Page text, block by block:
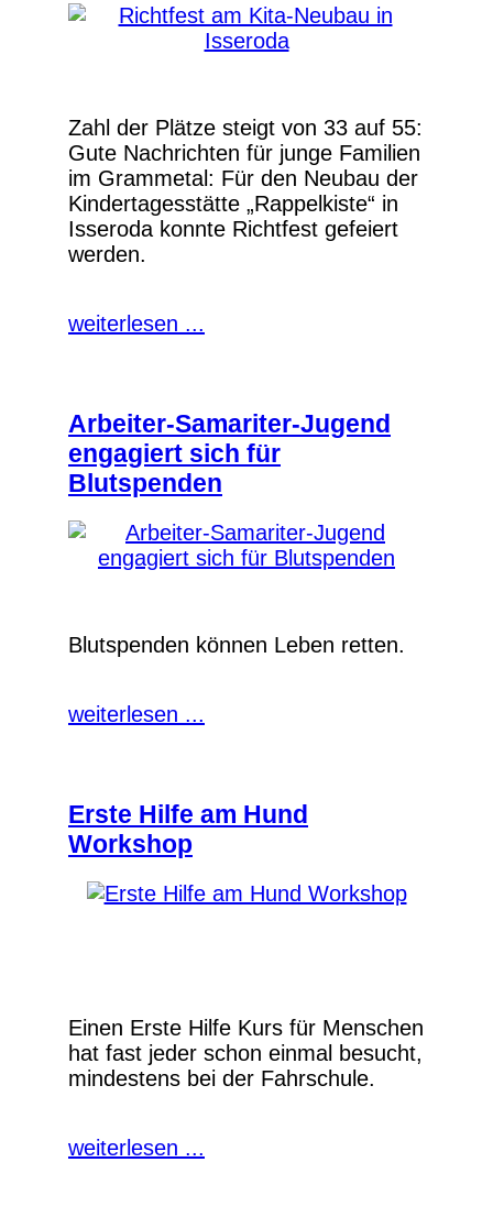
Zahl der Plätze steigt von 33 auf 55:
Gute Nachrichten für junge Familien
im Grammetal: Für den Neubau der
Kindertagesstätte „Rappelkiste“ in
Isseroda konnte Richtfest gefeiert
werden.
weiterlesen ...
Arbeiter-Samariter-Jugend
engagiert sich für
Blutspenden
Blutspenden können Leben retten.
weiterlesen ...
Erste Hilfe am Hund
Workshop
Einen Erste Hilfe Kurs für Menschen
hat fast jeder schon einmal besucht,
mindestens bei der Fahrschule.
weiterlesen ...